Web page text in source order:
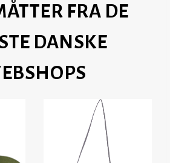
FRA DE
DANSKE